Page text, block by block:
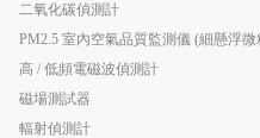
二氧化碳偵測計
PM2.5 室內空氣品質監測儀 (細懸浮
高 / 低頻電磁波偵測計
磁場測試器
輻射偵測計